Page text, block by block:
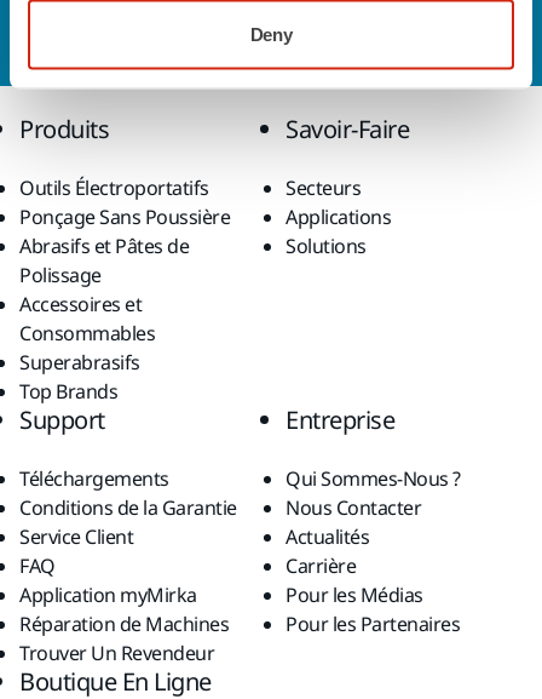
Deny
Produits
Outils Électroportatifs
Ponçage Sans Poussière
Abrasifs et Pâtes de
Polissage
Accessoires et
Consommables
Superabrasifs
Top Brands
Savoir-Faire
Secteurs
Applications
Solutions
Support
Téléchargements
Conditions de la Garantie
Service Client
FAQ
Application myMirka
Réparation de Machines
Trouver Un Revendeur
Entreprise
Qui Sommes-Nous ?
Nous Contacter
Actualités
Carrière
Pour les Médias
Pour les Partenaires
Boutique En Ligne